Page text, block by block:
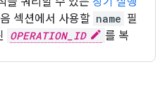
섹션에서 사용할 name 필
OPERATION_ID
를 복